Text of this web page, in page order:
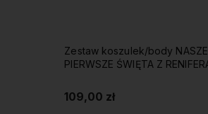
Zestaw koszulek/body NASZE
PIERWSZE WSPÓLNE ŚWIĘTA
109,00 zł